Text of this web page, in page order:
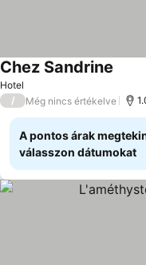
Hotel
Chez Sandrine
/ Még nincs értékelve
A pontos árak
válasszon dátumokat